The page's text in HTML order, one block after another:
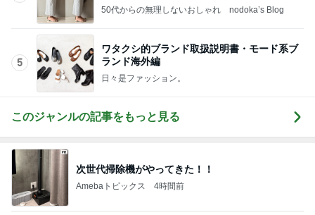
50代からの無理しないおしゃれ nodoka’s Blog
5
ワタクシ的ブランド取扱説明書・モード系ブ
ランド海外編
日々是ファッション。
このジャンルの記事をもっと見る
次世代掃除機がやってきた！！
Amebaトピックス 4時間前